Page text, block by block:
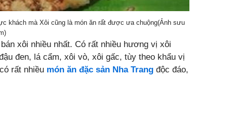
khách mà Xôi cũng là món ăn rất được ưa chuộng(Ảnh sưu
xôi nhiều nhất. Có rất nhiều hương vị xôi
đen, lá cẩm, xôi vò, xôi gấc, tùy theo khẩu vị
rất nhiều món ăn đặc sản Nha Trang độc đáo,